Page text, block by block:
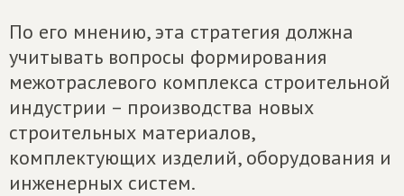
По его мнению, эта стратегия должна
учитывать вопросы формирования
межотраслевого комплекса строительной
индустрии – производства новых
строительных материалов,
комплектующих изделий, оборудования и
инженерных систем.